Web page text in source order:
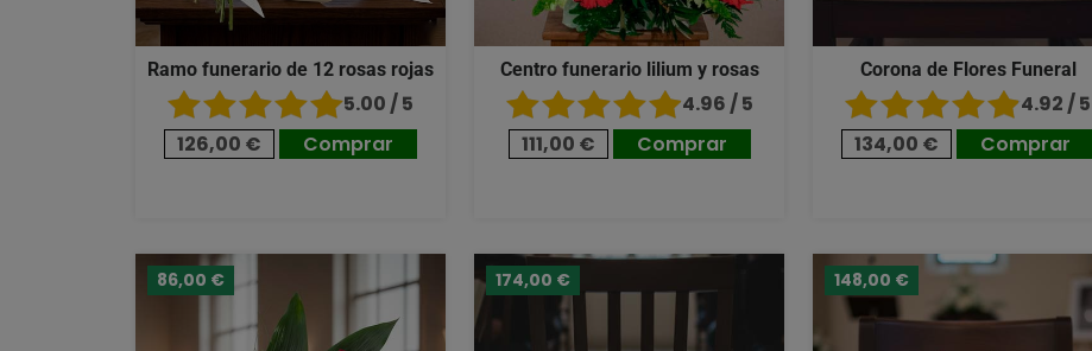
Ramo funerario de 12 rosas rojas
5.00 / 5
126,00 €
Comprar
Centro funerario lilium y rosas
4.96 / 5
111,00 €
Comprar
Corona de Flores Funeral
4.92 / 5
134,00 €
Comprar
86,00 € 174,00 € 148,00 €